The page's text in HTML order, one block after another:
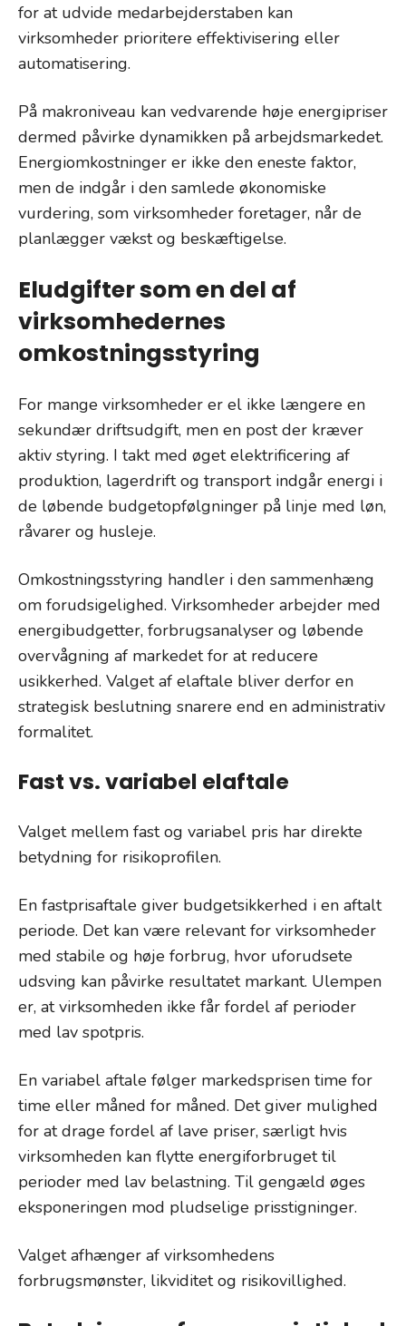
for at udvide medarbejderstaben kan
virksomheder prioritere effektivisering eller
automatisering.
På makroniveau kan vedvarende høje energipriser
dermed påvirke dynamikken på arbejdsmarkedet.
Energiomkostninger er ikke den eneste faktor,
men de indgår i den samlede økonomiske
vurdering, som virksomheder foretager, når de
planlægger vækst og beskæftigelse.
Eludgifter som en del af
virksomhedernes
omkostningsstyring
For mange virksomheder er el ikke længere en
sekundær driftsudgift, men en post der kræver
aktiv styring. I takt med øget elektrificering af
produktion, lagerdrift og transport indgår energi i
de løbende budgetopfølgninger på linje med løn,
råvarer og husleje.
Omkostningsstyring handler i den sammenhæng
om forudsigelighed. Virksomheder arbejder med
energibudgetter, forbrugsanalyser og løbende
overvågning af markedet for at reducere
usikkerhed. Valget af elaftale bliver derfor en
strategisk beslutning snarere end en administrativ
formalitet.
Fast vs. variabel elaftale
Valget mellem fast og variabel pris har direkte
betydning for risikoprofilen.
En fastprisaftale giver budgetsikkerhed i en aftalt
periode. Det kan være relevant for virksomheder
med stabile og høje forbrug, hvor uforudsete
udsving kan påvirke resultatet markant. Ulempen
er, at virksomheden ikke får fordel af perioder
med lav spotpris.
En variabel aftale følger markedsprisen time for
time eller måned for måned. Det giver mulighed
for at drage fordel af lave priser, særligt hvis
virksomheden kan flytte energiforbruget til
perioder med lav belastning. Til gengæld øges
eksponeringen mod pludselige prisstigninger.
Valget afhænger af virksomhedens
forbrugsmønster, likviditet og risikovillighed.